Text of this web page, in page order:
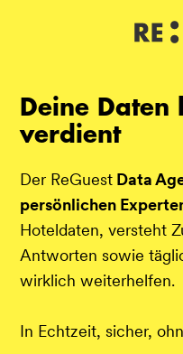
Deine
verdient
Der ReGuest Data
persönlichen
Hoteldaten, versteht
Antworten sowie
wirklich weiterhelfen.
In Echtzeit, sicher,